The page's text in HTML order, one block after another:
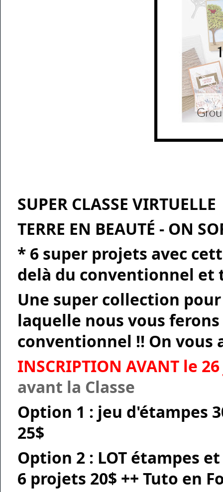
SUPER CLASSE VIRTUELLE
TERRE EN BEAUTÉ - ON
* 6 super projets avec
delà du conventionnel et
Une super collection
laquelle nous vous
conventionnel !! On vous
INSCRIPTION AVANT le
avant la Classe
Option 1 : jeu d'étampes
25$
Option 2 : LOT étampes
6 projets 20$ ++ Tuto en